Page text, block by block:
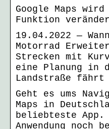
Google Maps
Funktion
19.04.2022 —
Motorrad
Strecken mit
eine Planung in
Landstraße fährt
Geht es ums
Maps in
beliebteste App.
Anwendung noch